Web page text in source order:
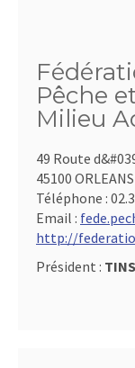
Pêche
Milieu
49 Route
45100 ORLEANS
Téléphone :
Email :
http://
Président :